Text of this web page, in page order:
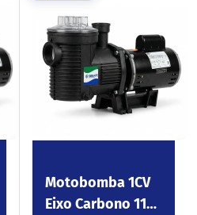
Motobomba 1CV
Eixo Carbono 110-